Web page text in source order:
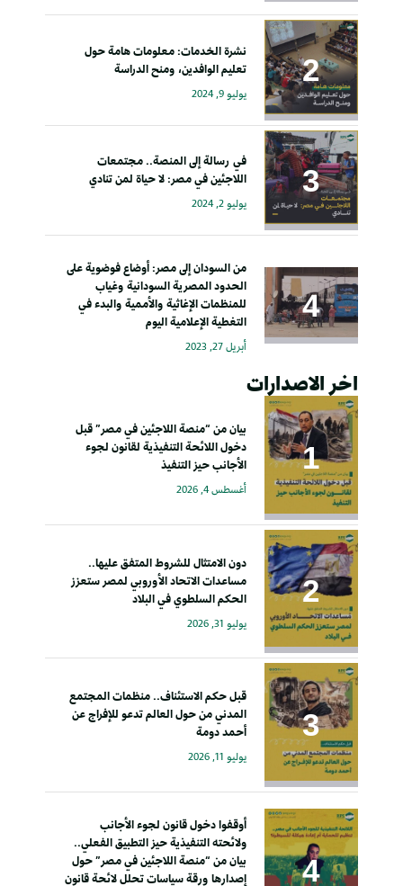
نشرة الخدمات: معلومات هامة حول
تعليم الوافدين، ومنح الدراسة
يوليو 9, 2024
في رسالة إلى المنصة.. مجتمعات
اللاجئين في مصر: لا حياة لمن تنادي
يوليو 2, 2024
من السودان إلى مصر: أوضاع فوضوية على
الحدود المصرية السودانية وغياب
للمنظمات الإغاثية والأممية والبدء في
التغطية الإعلامية اليوم
أبريل 27, 2023
اخر الاصدارات
بيان من “منصة اللاجئين في مصر” قبل
دخول اللائحة التنفيذية لقانون لجوء
الأجانب حيز التنفيذ
أغسطس 4, 2026
دون الامتثال للشروط المتفق عليها..
مساعدات الاتحاد الأوروبي لمصر ستعزز
الحكم السلطوي في البلاد
يوليو 31, 2026
قبل حكم الاستئناف.. منظمات المجتمع
المدني من حول العالم تدعو للإفراج عن
أحمد دومة
يوليو 11, 2026
أوقفوا دخول قانون لجوء الأجانب
ولائحته التنفيذية حيز التطبيق الفعلي..
بيان من “منصة اللاجئين في مصر” حول
إصدارها ورقة سياسات تحلل لائحة قانون